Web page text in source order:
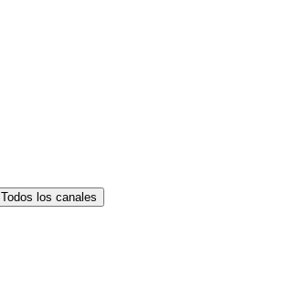
Todos los canales